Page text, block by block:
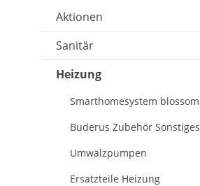
Aktionen
Sanitär
Heizung
Smarthomesystem blossom
Buderus Zubehör Sonstiges
Umwälzpumpen
Ersatzteile Heizung